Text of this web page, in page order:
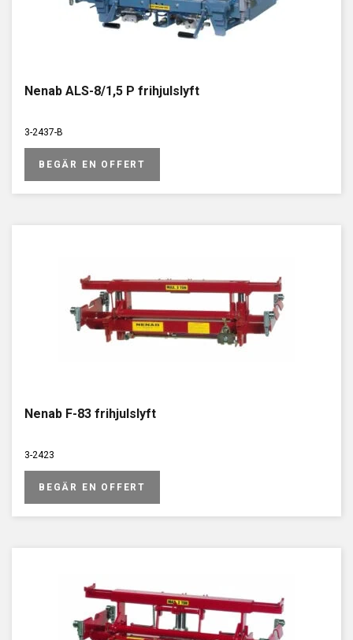
Nenab ALS-8/1,5 P frihjulslyft
3-2437-B
BEGÄR EN OFFERT
Nenab F-83 frihjulslyft
3-2423
BEGÄR EN OFFERT